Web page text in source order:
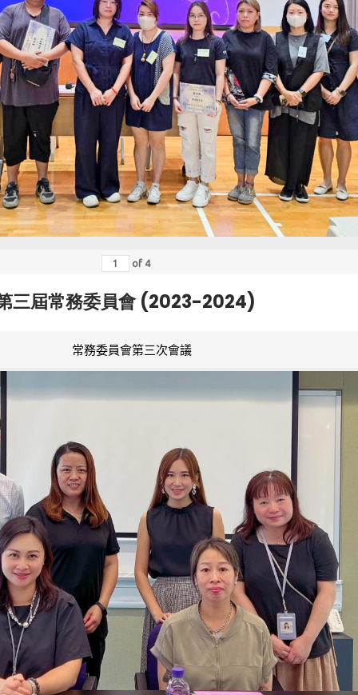
of 4
三屆常務委員會 (2023-2024)
常務委員會第三次會議